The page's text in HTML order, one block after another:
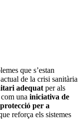
que s’estan
de la crisi sanitària
adequat per als
una iniciativa de
per a
reforça els sistemes